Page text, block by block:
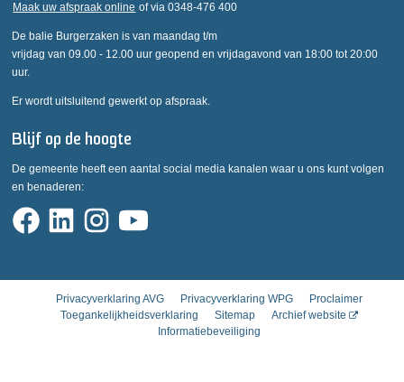
Maak uw afspraak online of via 0348-476 400
De balie Burgerzaken is van maandag t/m
vrijdag van 09.00 - 12.00 uur geopend en vrijdagavond van 18:00 tot 20:00
uur.
Er wordt uitsluitend gewerkt op afspraak.
Blijf op de hoogte
De gemeente heeft een aantal social media kanalen waar u ons kunt volgen
en benaderen:
Privacyverklaring AVG Privacyverklaring WPG
Proclaimer
Toegankelijkheidsverklaring
Sitemap
Archief website
Informatiebeveiliging